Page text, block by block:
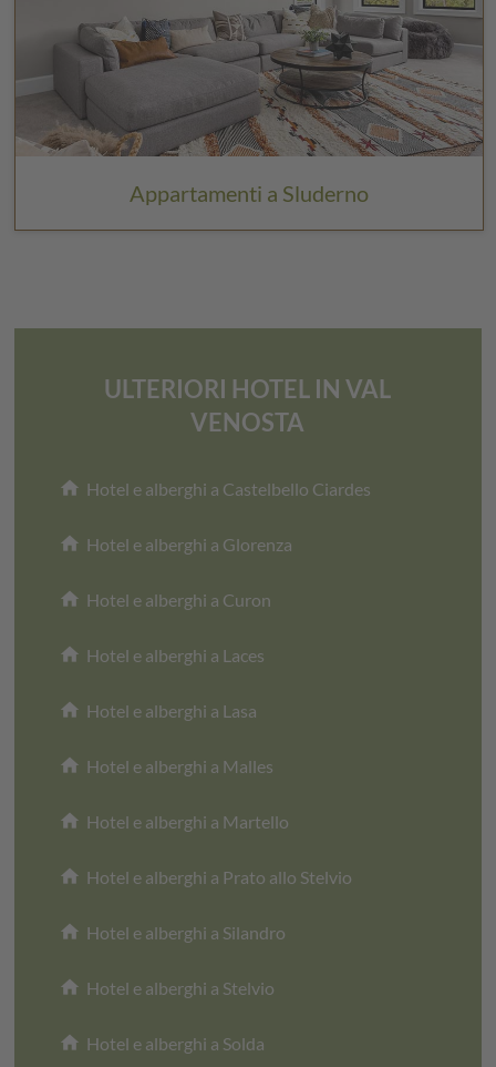
Appartamenti a Sluderno
ULTERIORI HOTEL IN VAL
VENOSTA
home Hotel e alberghi a Castelbello Ciardes
home Hotel e alberghi a Glorenza
home Hotel e alberghi a Curon
home Hotel e alberghi a Laces
home Hotel e alberghi a Lasa
home Hotel e alberghi a Malles
home Hotel e alberghi a Martello
home Hotel e alberghi a Prato allo Stelvio
home Hotel e alberghi a Silandro
home Hotel e alberghi a Stelvio
home Hotel e alberghi a Solda